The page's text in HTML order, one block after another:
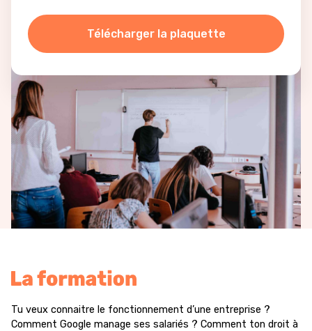
Télécharger la plaquette
Tu veux connaitre le fonctionnement d’une entreprise ?
Comment Google manage ses salariés ? Comment ton droit à